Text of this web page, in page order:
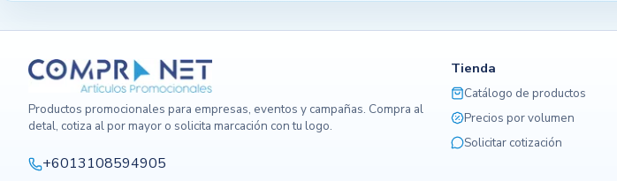
Productos promocionales para empresas, eventos y campañas. Compra al
detal, cotiza al por mayor o solicita marcación con tu logo.
+6013108594905
Tienda
Catálogo de productos
Precios por volumen
Solicitar cotización